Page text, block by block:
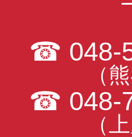
☎ 048-
（
☎ 048-
（